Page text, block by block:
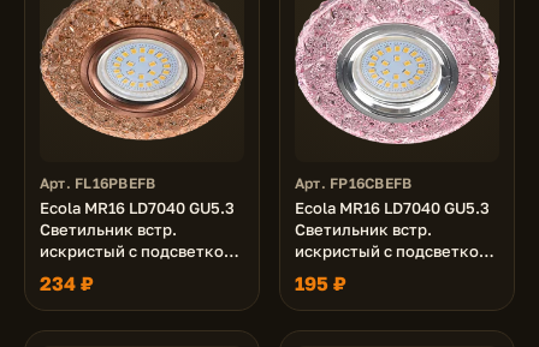
Арт. FL16PBEFB
Ecola MR16 LD7040 GU5.3
Светильник встр.
искристый с подсветкой
"Бабочки" Светло-
золотистый / Черненая
медь 25x95
234 ₽
Арт. FP16CBEFB
Ecola MR16 LD7040 GU5.3
Светильник встр.
искристый с подсветкой
"Бабочки" Светло-
розовый / Хром 25x95
195 ₽